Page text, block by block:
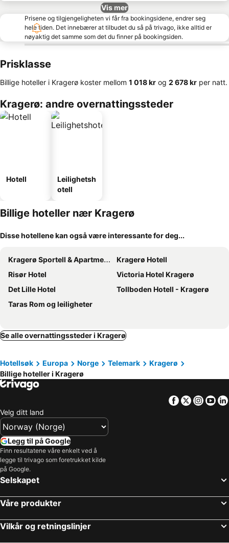
Vis mer
Prisene og tilgjengeligheten vi får fra bookingsidene, endrer seg
hele tiden. Det innebærer at tilbudet du så på trivago, ikke alltid er
nøyaktig det samme som det du finner på bookingsiden.
Prisklasse
Billige hoteller i Kragerø koster mellom ‎1 018 kr og ‎2 678 kr per natt.
Kragerø: andre overnattingssteder
Hotell
Leilighetsh
otell
Billige hoteller nær Kragerø
Disse hotellene kan også være interessante for deg...
Kragerø Sportell & Apartments
Kragerø Hotell
Risør Hotel
Victoria Hotel Kragerø
Det Lille Hotel
Tollboden Hotell - Kragerø
Taras Rom og leiligheter
Se alle overnattingssteder i Kragerø
Hotellsøk Europa Norge Telemark
Kragerø
Billige hoteller i Kragerø
Facebook
Twitter
Velg ditt land
Legg til på Google
Finn resultatene våre enkelt ved å
legge til trivago som foretrukket kilde
på Google.
Selskapet
Våre produkter
Vilkår og retningslinjer